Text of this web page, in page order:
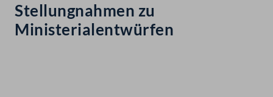
Stellungnahmen zu
Ministerialentwürfen